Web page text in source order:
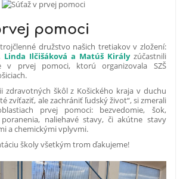
pomoci
trojčlenné družstvo našich tretiakov v zložení:
Linda Ilčišáková a Matúš Királyzúčastnili
v prvej pomoci, ktorú organizovala SZŠ
zdravotných škôl z Košického kraja v duchu
zvíťaziť, ale zachrániť ľudský život“, si zmerali
prvej pomoci: bezvedomie, šok,
naliehavé stavy, či akútne stavy
a chemickými vplyvmi.
školy všetkým trom ďakujeme!